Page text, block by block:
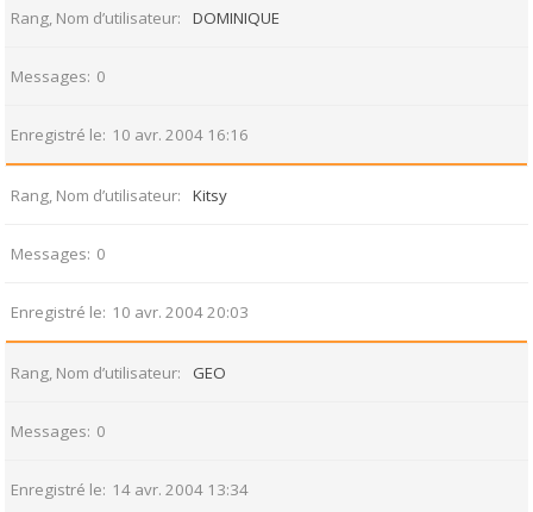
Rang, Nom d’utilisateur DOMINIQUE
Messages 0
Enregistré le 10 avr. 2004 16:16
Rang, Nom d’utilisateur Kitsy
Messages 0
Enregistré le 10 avr. 2004 20:03
Rang, Nom d’utilisateur GEO
Messages 0
Enregistré le 14 avr. 2004 13:34